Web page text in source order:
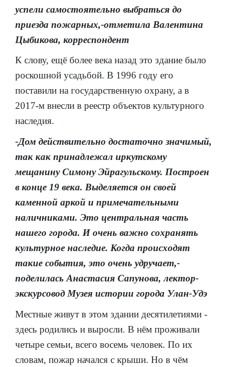
успели самостоятельно выбраться до
приезда пожарных,-отметила Валентина
Цыбикова, корреспондент
К слову, ещё более века назад это здание было
роскошной усадьбой. В 1996 году его
поставили на государственную охрану, а в
2017-м внесли в реестр объектов культурного
наследия.
-Дом действительно достаточно значимый,
так как принадлежал иркутскому
мещанину Симону Эйрагульскому. Построен
в конце 19 века. Выделяется он своей
каменной аркой и примечательными
наличниками. Это центральная часть
нашего города. И очень важно сохранять
культурное наследие. Когда происходят
такие события, это очень удручает,-
поделилась Анастасия Сапунова, лектор-
экскурсовод Музея истории города Улан-Удэ
Местные живут в этом здании десятилетиями -
здесь родились и выросли. В нём проживали
четыре семьи, всего восемь человек. По их
словам, пожар начался с крыши. Но в чём